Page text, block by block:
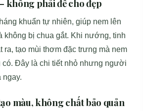
không phải để cho đẹp
khuẩn tự nhiên, giúp nem lên
không bị chua gắt. Khi nướng, tinh
ra, tạo mùi thơm đặc trưng mà nem
có. Đây là chi tiết nhỏ nhưng người
ngay.
màu, không chất bảo quản